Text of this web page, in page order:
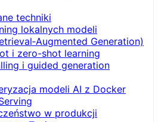
techniki
lokalnych modeli
Generation)
i zero-shot learning
i guided generation
modeli AI z Docker
w produkcji